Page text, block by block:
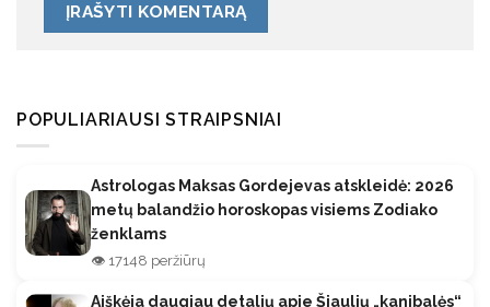
POPULIARIAUSI STRAIPSNIAI
Astrologas Maksas Gordejevas atskleidė: 2026
metų balandžio horoskopas visiems Zodiako
ženklams
👁️ 17148 peržiūrų
Aiškėja daugiau detalių apie Šiaulių „kanibalės“